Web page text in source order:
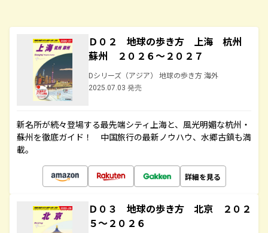
Ｄ０２ 地球の歩き方 上海 杭州
蘇州 ２０２６～２０２７
Dシリーズ（アジア） 地球の歩き方 海外
2025.07.03 発売
新名所が続々登場する最先端シティ上海と、風光明媚な杭州・
蘇州を徹底ガイド！ 中国旅行の最新ノウハウ、水郷古鎮も満
載。
詳細を見る
Ｄ０３ 地球の歩き方 北京 ２０２
５～２０２６